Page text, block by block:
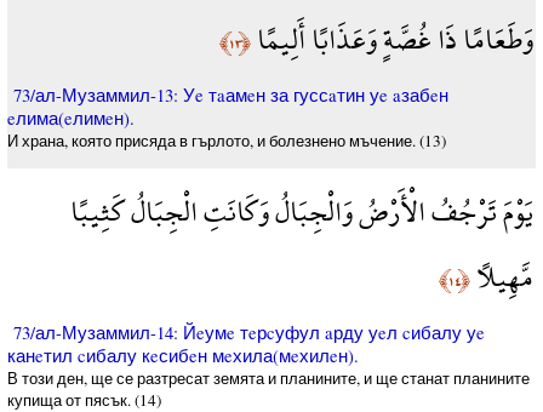
وَطَعَامًا ذَا غُصَّةٍ وَعَذَابًا أَلِيمًا﴿١٣﴾
73/ал-Музаммил-13: Уe тaамeн за гуссaтин уe aзабeн
eлима(eлимeн).
И храна, която присяда в гърлото, и болезнено мъчение. (13)
يَوْمَ تَرْجُفُ الْأَرْضُ وَالْجِبَالُ وَكَانَتِ الْجِبَالُ كَثِيبًا
مَّهِيلًا﴿١٤﴾
73/ал-Музаммил-14: Йeумe тeрcуфул aрду уeл cибалу уe
канeтил cибалу кeсибeн мeхила(мeхилeн).
В този ден, ще се разтресат земята и планините, и ще станат планините
купища от пясък. (14)